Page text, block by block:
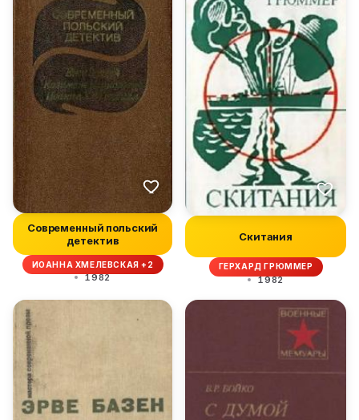
Современный польский
детектив
ИОАННА ХМЕЛЕВСКАЯ +2
1982
Скитания
ГЕРХАРД ГРЮММЕР
1982